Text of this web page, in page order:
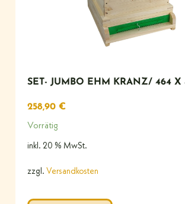
SET- JUMBO EHM KRANZ/ 464 X
258,90 €
Vorrätig
inkl. 20 % MwSt.
zzgl. Versandkosten